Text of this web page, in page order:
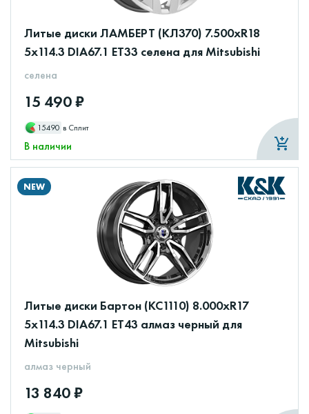
Литые диски ЛАМБЕРТ (КЛ370) 7.500xR18
5x114.3 DIA67.1 ET33 селена для Mitsubishi
селена
15 490 ₽
15490 в Сплит
В наличии
NEW
Литые диски Бартон (КС1110) 8.000xR17
5x114.3 DIA67.1 ET43 алмаз черный для
Mitsubishi
алмаз черный
13 840 ₽